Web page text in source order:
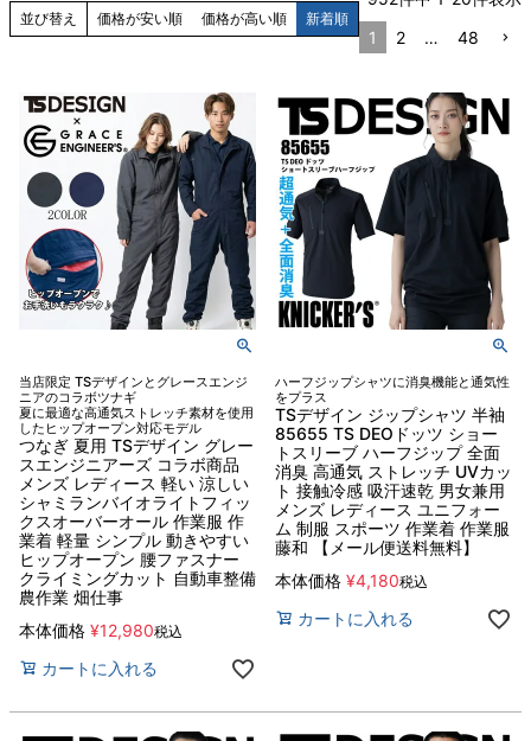
並び替え 価格が安い順 価格が高い順 新着順
1
2 … 48
当店限定 TSデザインとグレースエンジ
ニアのコラボツナギ
夏に最適な高通気ストレッチ素材を使用
したヒップオープン対応モデル
つなぎ 夏用 TSデザイン グレー
スエンジニアーズ コラボ商品
メンズ レディース 軽い 涼しい
シャミランバイオライトフィッ
クスオーバーオール 作業服 作
業着 軽量 シンプル 動きやすい
ヒップオープン 腰ファスナー
クライミングカット 自動車整備
農作業 畑仕事
本体価格 ¥12,980税込
カートに入れる
ハーフジップシャツに消臭機能と通気性
をプラス
TSデザイン ジップシャツ 半袖
85655 TS DEOドッツ ショー
トスリーブ ハーフジップ 全面
消臭 高通気 ストレッチ UVカッ
ト 接触冷感 吸汗速乾 男女兼用
メンズ レディース ユニフォー
ム 制服 スポーツ 作業着 作業服
藤和 【メール便送料無料】
本体価格 ¥4,180税込
カートに入れる